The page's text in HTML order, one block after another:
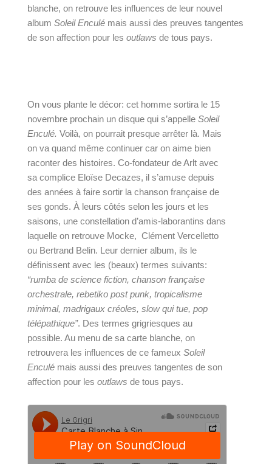
blanche, on retrouve les influences de leur nouvel
album Soleil Enculé mais aussi des preuves tangentes
de son affection pour les outlaws de tous pays.
On vous plante le décor: cet homme sortira le 15
novembre prochain un disque qui s’appelle Soleil
Enculé. Voilà, on pourrait presque arrêter là. Mais
on va quand même continuer car on aime bien
raconter des histoires. Co-fondateur de Arlt avec
sa complice Eloïse Decazes, il s’amuse depuis
des années à faire sortir la chanson française de
ses gonds. À leurs côtés selon les jours et les
saisons, une constellation d’amis-laborantins dans
laquelle on retrouve Mocke,  Clément Vercelletto
ou Bertrand Belin. Leur dernier album, ils le
“rumba de science fiction, chanson française
orchestrale, rebetiko post punk, tropicalisme
minimal, madrigaux créoles, slow qui tue, pop
télépathique”. Des termes grigriesques au
possible. Au menu de sa carte blanche, on
retrouvera les influences de ce fameux Soleil
Enculé mais aussi des preuves tangentes de son
affection pour les outlaws de tous pays.